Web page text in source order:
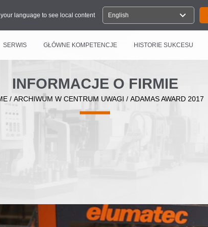
language to see local content English expand_more
SERWIS GŁÓWNE KOMPETENCJE HISTORIE SUKCESU
INFORMACJE O FIRMIE
/ ARCHIWUM W CENTRUM UWAGI / ADAMAS AWARD 2017